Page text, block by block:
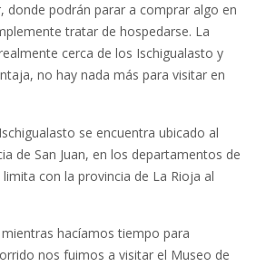
donde podrán parar a comprar algo en
tratar de hospedarse. La
cerca de los Ischigualasto y
no hay nada más para visitar en
se encuentra ubicado al
de San Juan, en los departamentos de
limita con la provincia de La Rioja al
hacíamos tiempo para
nos fuimos a visitar el Museo de